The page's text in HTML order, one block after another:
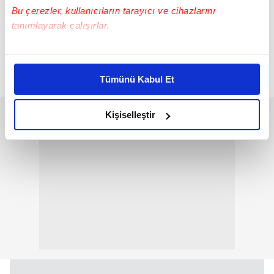
Bu çerezler, kullanıcıların tarayıcı ve cihazlarını
tanımlayarak çalışırlar.
Bu çerezlere izin vermeniz halinde sizlere özel
daha iyi reklam deneyimi yaşatabiliriz. Bunu yaparken
amacımızın size daha iyi bir reklam deneyimi sunmak
olduğunu ve sizlere en iyi içerikleri sunabilmek adına
elimizden gelen çabayı gösterdiğimizi ve bu noktada,
reklamların maliyetlerimizi karşılamak noktasında tek gelir
Tümünü Kabul Et
Kişiselleştir
Parfüm Deodorant Man Serisi